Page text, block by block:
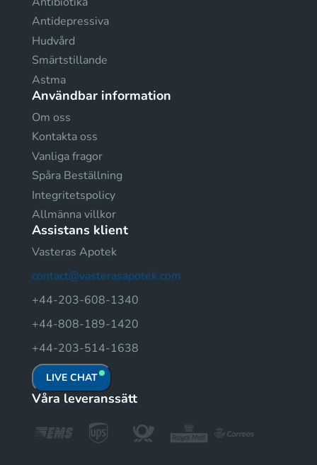
Antidepressiva
Hudvård
Smärtstillande
Astma
Användbar information
Om oss
Kontakta oss
Vanliga fragor
Spåra Beställning
Integritetspolicy
Allmänna villkor
Assistans klient
Vasteras Apotek
contact@vasterasapotek.com
+44-203-608-1340
+44-808-189-1420
+44-203-514-1638
LIVE CHAT
Våra leveranssätt